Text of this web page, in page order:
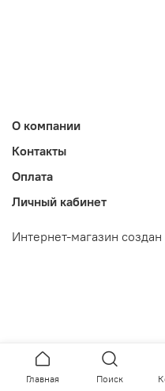
О компании
Контакты
Оплата
Личный кабинет
Интернет-магазин
Главная Поиск